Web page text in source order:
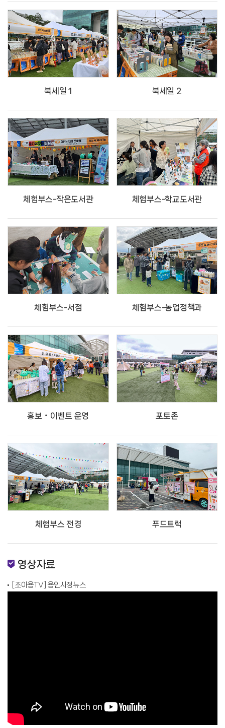
북세일 1 북세일 2
체험부스-작은도서관 체험부스-학교도서관
체험부스-서점 체험부스-농업정책과
홍보‧이벤트 운영 포토존
체험부스 전경 푸드트럭
영상자료
[조아용TV] 용인시정뉴스